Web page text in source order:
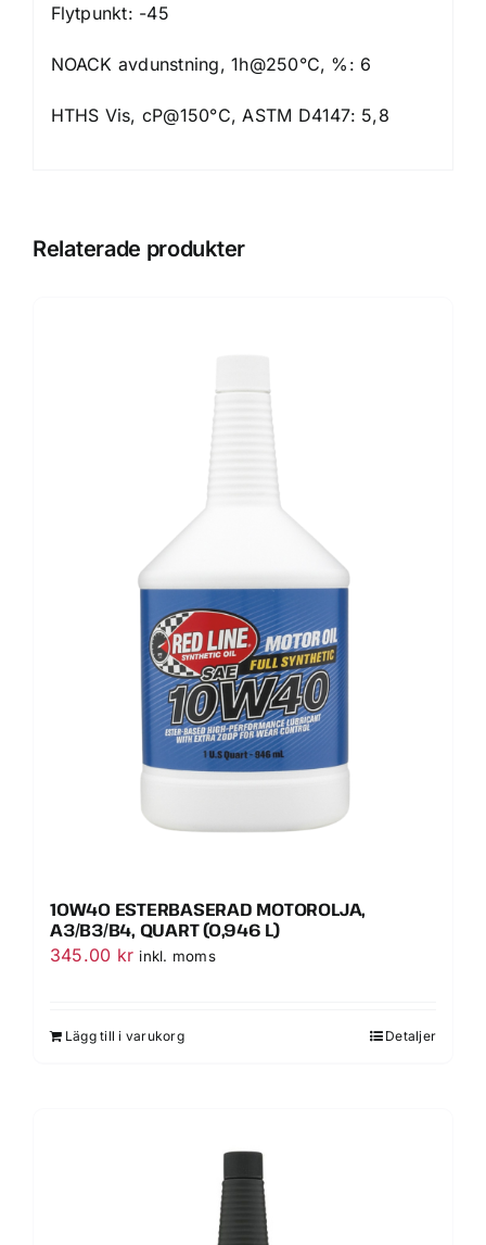
Flytpunkt: -45
NOACK avdunstning, 1h@250°C, %: 6
HTHS Vis, cP@150°C, ASTM D4147: 5,8
Relaterade produkter
10W40 ESTERBASERAD MOTOROLJA,
A3/B3/B4, QUART (0,946 L)
345.00 kr inkl. moms
Lägg till i varukorg Detaljer